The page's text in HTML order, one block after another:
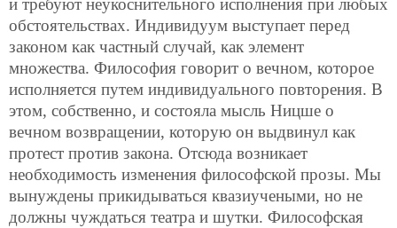
и требуют неукоснительного исполнения при любых
обстоятельствах. Индивидуум выступает перед
законом как частный случай, как элемент
множества. Философия говорит о вечном, которое
исполняется путем индивидуального повторения. В
этом, собственно, и состояла мысль Ницше о
вечном возвращении, которую он выдвинул как
протест против закона. Отсюда возникает
необходимость изменения философской прозы. Мы
вынуждены прикидываться квазиучеными, но не
должны чуждаться театра и шутки. Философская